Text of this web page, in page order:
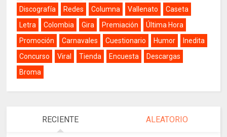
Discografía
Redes Columna Vallenato
Caseta
Letra
Colombia Gira Premiación
Última Hora
Promoción
Carnavales Cuestionario Humor
Inedita
Concurso
Viral Tienda Encuesta
Descargas
Broma
RECIENTE ALEATORIO